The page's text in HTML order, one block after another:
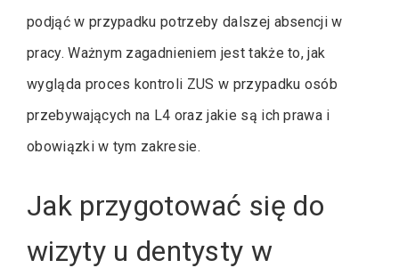
podjąć w przypadku potrzeby dalszej absencji w
pracy. Ważnym zagadnieniem jest także to, jak
wygląda proces kontroli ZUS w przypadku osób
przebywających na L4 oraz jakie są ich prawa i
obowiązki w tym zakresie.
Jak przygotować się do
wizyty u dentysty w